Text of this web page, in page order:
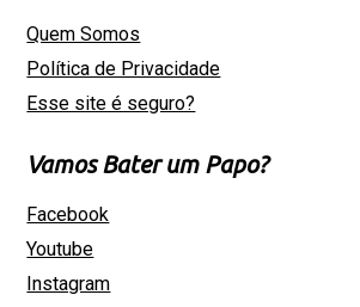
Quem Somos
Política de Privacidade
Esse site é seguro?
Vamos Bater um Papo?
Facebook
Youtube
Instagram